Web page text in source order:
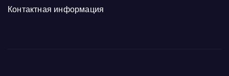
Контактная информация